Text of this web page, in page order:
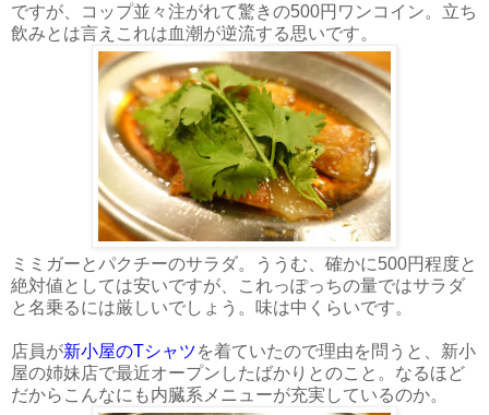
ですが、コップ並々注がれて驚きの500円ワンコイン。立ち
飲みとは言えこれは血潮が逆流する思いです。
ミミガーとパクチーのサラダ。ううむ、確かに500円程度と
絶対値としては安いですが、これっぽっちの量ではサラダ
と名乗るには厳しいでしょう。味は中くらいです。
店員が新小屋のTシャツを着ていたので理由を問うと、新小
屋の姉妹店で最近オープンしたばかりとのこと。なるほど
だからこんなにも内臓系メニューが充実しているのか。